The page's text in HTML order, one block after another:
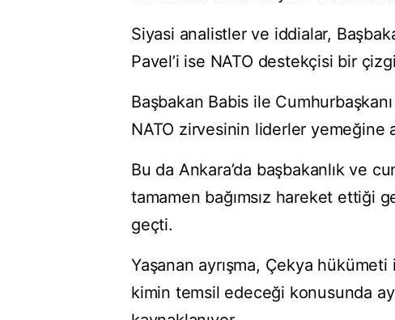
Siyasi analistler ve iddialar,
Pavel’i ise NATO destekçisi bir
Başbakan Babis ile
NATO zirvesinin liderler yemeğine
Bu da Ankara’da başbakanlık ve
tamamen bağımsız hareket ettiği
geçti.
Yaşanan ayrışma, Çekya
kimin temsil edeceği konusunda